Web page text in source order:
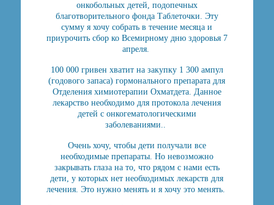
онкобольных детей, подопечных
благотворительного фонда Таблеточки. Эту
сумму я хочу собрать в течение месяца и
приурочить сбор ко Всемирному дню здоровья 7
апреля.
100 000 гривен хватит на закупку 1 300 ампул
(годового запаса) гормонального препарата для
Отделения химиотерапии Охматдета. Данное
лекарство необходимо для протокола лечения
детей с онкогематологическими
заболеваниями..
Очень хочу, чтобы дети получали все
необходимые препараты. Но невозможно
закрывать глаза на то, что рядом с нами есть
дети, у которых нет необходимых лекарств для
лечения. Это нужно менять и я хочу это менять.